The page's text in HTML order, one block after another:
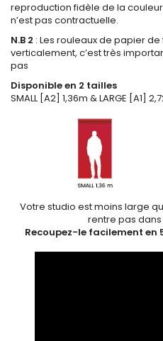
reproduction fidèle de la
n’est pas contractuelle.
N.B 2 : Les rouleaux de papier
verticalement, c’est très
pas
Disponible en 2 tailles
SMALL [A2] 1,36m & LARGE [A1]
Votre studio est moins large
rentre pas
Recoupez-le facilement en